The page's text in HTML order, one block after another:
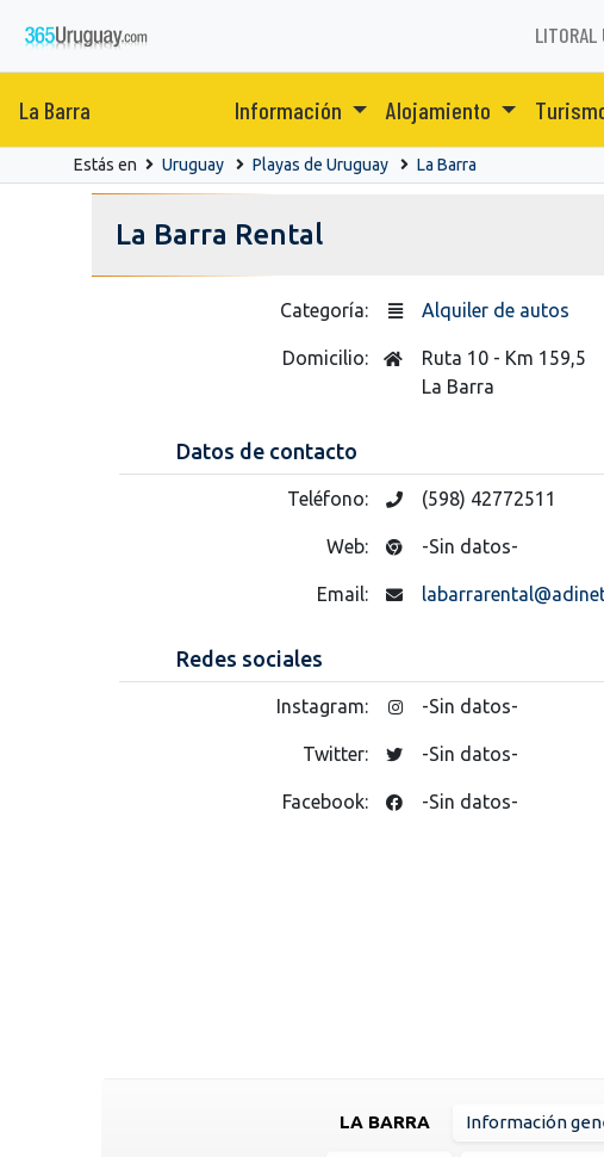
LITORAL
La Barra Información Alojamiento
Estás en Uruguay Playas de Uruguay La Barra
La Barra Rental
Categoría: Alquiler de autos
Domicilio:
Ruta 10 - Km 159,5
La Barra
Datos de contacto
Teléfono: (598) 42772511
Web: -Sin datos-
Email:
Redes sociales
Instagram: -Sin datos-
Twitter: -Sin datos-
Facebook: -Sin datos-
LA BARRA Información